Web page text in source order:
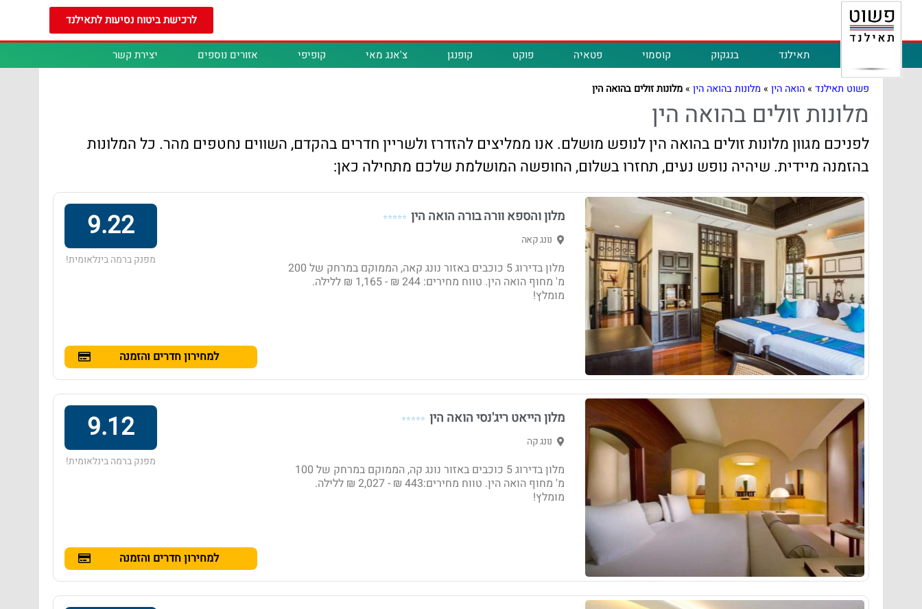
לרכישת ביטוח נסיעות לתאילנד
תאילנד בנגקוק קוסמוי פטאיה פוקט קופנגן צ'אנג מאי קופיפי אזורים נוספים יצירת קשר
פשוט תאילנד »הואה הין » מלונות בהואה הין »מלונות זולים בהואה הין
מלונות זולים בהואה הין
לפניכם מגוון מלונות זולים בהואה הין לנופש מושלם. אנו ממליצים להזדרז ולשריין חדרים בהקדם, השווים נחטפים מהר. כל המלונות
בהזמנה מיידית. שיהיה נופש נעים, תחזרו בשלום, החופשה המושלמת שלכם מתחילה כאן:
מלון והספא וורה בורה הואה הין ⭐⭐⭐⭐⭐
נונג קאה
מלון בדירוג 5 כוכבים באזור נונג קאה, הממוקם במרחק של 200
מ' מחוף הואה הין. טווח מחירים: 244 ₪ - ‏1,165 ₪ ללילה.
מומלץ!
9.22
מפנק ברמה בינלאומית!
למחירון חדרים והזמנה
מלון הייאט ריג'נסי הואה הין ⭐⭐⭐⭐⭐
נונג קה
מלון בדירוג 5 כוכבים באזור נונג קה, הממוקם במרחק של 100
מ' מחוף הואה הין. טווח מחירים:443 ₪ - ‏2,027 ₪ ללילה.
מומלץ!
9.12
מפנק ברמה בינלאומית!
למחירון חדרים והזמנה